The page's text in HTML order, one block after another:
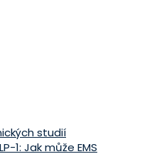
studií
1: Jak může EMS